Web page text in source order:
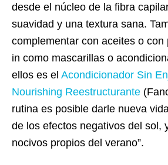
desde el núcleo de la fibra
suavidad y una textura sana.
complementar con aceites o con
in como mascarillas o
ellos es el Acondicionador Sin
Nourishing Reestructurante
rutina es posible darle nueva
de los efectos negativos del sol,
nocivos propios del verano”.